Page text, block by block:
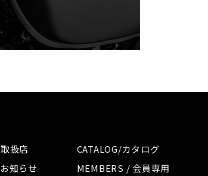
扱店
知らせ
CATALOG/カタログ
MEMBERS / 会員専用